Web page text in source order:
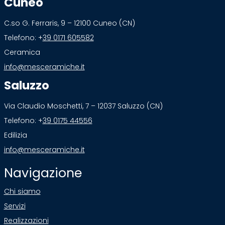
C.so G. Ferraris, 9 – 12100 Cuneo (CN)
Telefono: +39 0171 605582
Ceramica
info@mesceramiche.it
Saluzzo
Via Claudio Moschetti, 7 – 12037 Saluzzo (CN)
Telefono: +39 0175 44556
Edilizia
info@mesceramiche.it
Navigazione
Chi siamo
Servizi
Realizzazioni